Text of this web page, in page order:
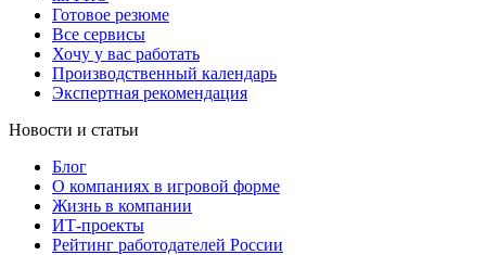
Готовое резюме
Все сервисы
Хочу у вас работать
Производственный календарь
Экспертная рекомендация
Новости и статьи
Блог
О компаниях в игровой форме
Жизнь в компании
ИТ-проекты
Рейтинг работодателей России